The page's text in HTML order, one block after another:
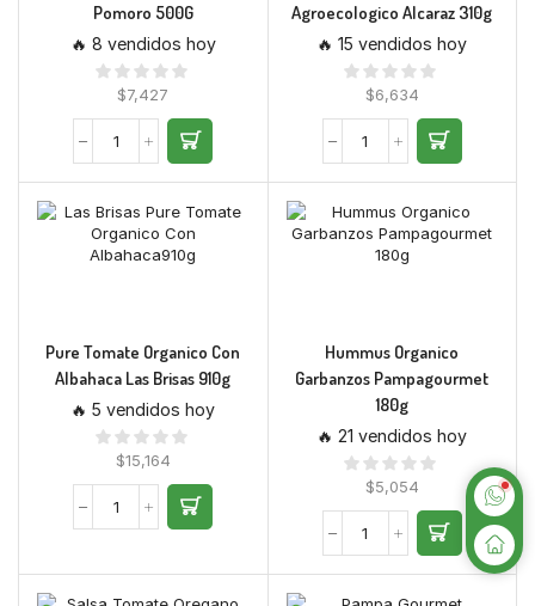
Pomoro 500G
🔥 8 vendidos hoy
$7,427
Agroecologico Alcaraz 310g
🔥 15 vendidos hoy
$6,634
Pure Tomate Organico Con
Albahaca Las Brisas 910g
🔥 5 vendidos hoy
$15,164
Hummus Organico
Garbanzos Pampagourmet
180g
🔥 21 vendidos hoy
$5,054